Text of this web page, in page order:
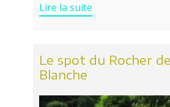
Lire la suite
Le spot du Rocher
Blanche